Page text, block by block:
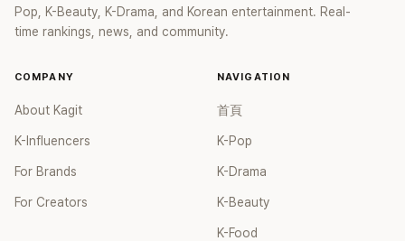
Pop, K-Beauty, K-Drama, and Korean entertainment. Real-
time rankings, news, and community.
COMPANY
About Kagit
K-Influencers
For Brands
For Creators
NAVIGATION
首頁
K-Pop
K-Drama
K-Beauty
K-Food